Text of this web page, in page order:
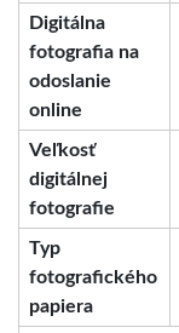
Digitálna
fotografia na
odoslanie
online
Veľkosť
digitálnej
fotografie
Typ
fotografického
papiera